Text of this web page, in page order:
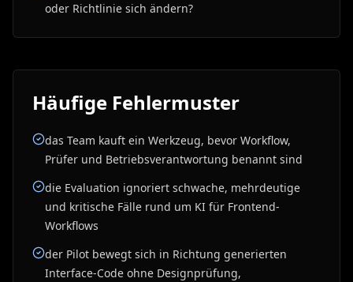
oder Richtlinie sich ändern?
Häufige Fehlermuster
das Team kauft ein Werkzeug, bevor Workflow,
Prüfer und Betriebsverantwortung benannt sind
die Evaluation ignoriert schwache, mehrdeutige
und kritische Fälle rund um KI für Frontend-
Workflows
der Pilot bewegt sich in Richtung generierten
Interface-Code ohne Designprüfung,